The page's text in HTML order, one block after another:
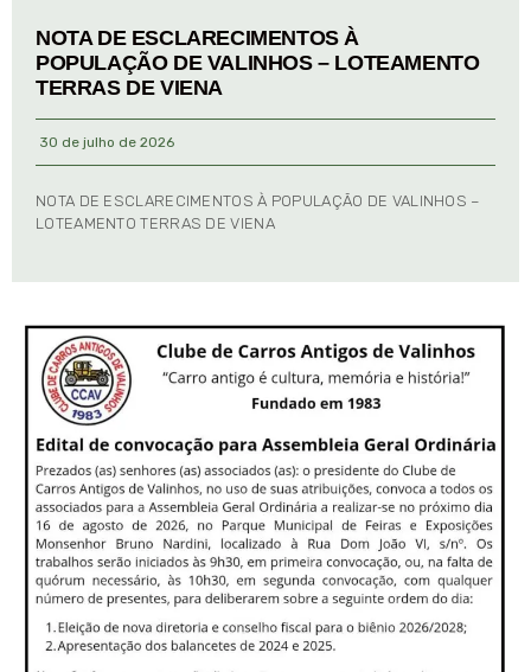
NOTA DE ESCLARECIMENTOS À
POPULAÇÃO DE VALINHOS – LOTEAMENTO
TERRAS DE VIENA
30 de julho de 2026
NOTA DE ESCLARECIMENTOS À POPULAÇÃO DE VALINHOS –
LOTEAMENTO TERRAS DE VIENA